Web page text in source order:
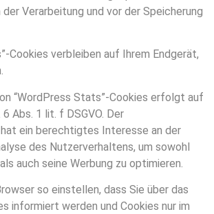
Verarbeitung und vor der Speicherung
Cookies verbleiben auf Ihrem Endgerät,
“WordPress Stats”-Cookies erfolgt auf
Abs. 1 lit. f DSGVO. Der
ein berechtigtes Interesse an der
des Nutzerverhaltens, um sowohl
auch seine Werbung zu optimieren.
so einstellen, dass Sie über das
informiert werden und Cookies nur im